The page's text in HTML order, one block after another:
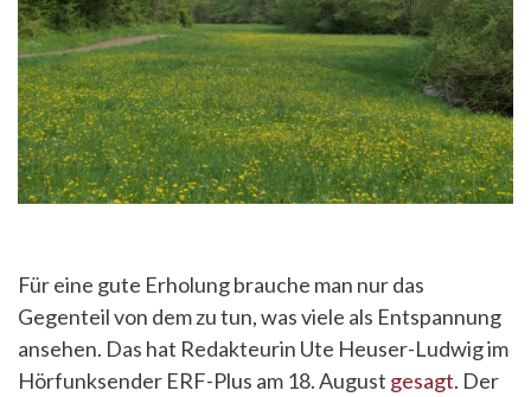
Für eine gute Erholung brauche man nur das
Gegenteil von dem zu tun, was viele als Entspannung
ansehen. Das hat Redakteurin Ute Heuser-Ludwig im
Hörfunksender ERF-Plus am 18. August gesagt. Der